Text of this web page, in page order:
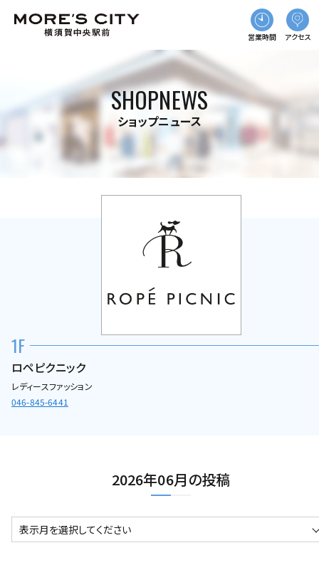
営業時間 アクセス
SHOPNEWS
ショップニュース
1F
ロペピクニック
レディースファッション
046-845-6441
2026年06月の投稿
表示月を選択してください